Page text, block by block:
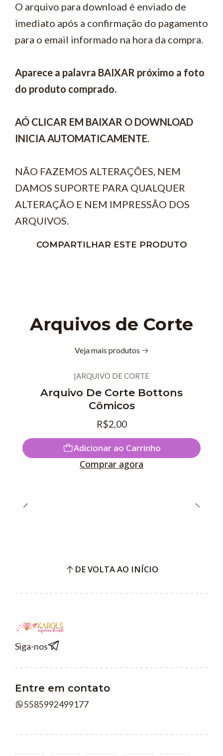
O arquivo para download é enviado de
imediato após a confirmação do pagamento
para o email informado na hora da compra.
Aparece a palavra BAIXAR próximo a foto
do produto comprado.
AÓ CLICAR EM BAIXAR O DOWNLOAD
INICIA AUTOMATICAMENTE.
NÃO FAZEMOS ALTERAÇÕES, NEM
DAMOS SUPORTE PARA QUALQUER
ALTERAÇÃO E NEM IMPRESSÃO DOS
ARQUIVOS.
COMPARTILHAR ESTE PRODUTO
Arquivos de Corte
Veja mais produtos
|ARQUIVO DE CORTE
Arquivo De Corte Bottons
Cômicos
R$2,00
Adicionar ao Carrinho
Comprar agora
DE VOLTA AO INÍCIO
Siga-nos
Entre em contato
5585992499177